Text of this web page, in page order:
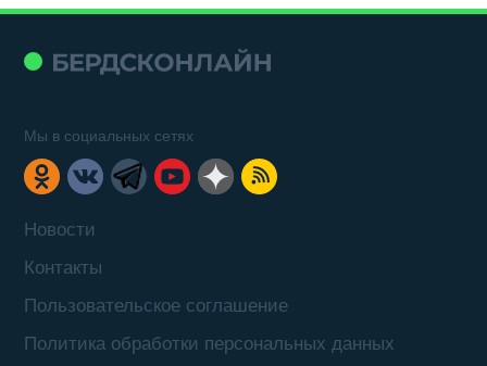
Новости
Контакты
Пользовательское соглашение
Политика обработки персональных данных
Мы в социальных сетях